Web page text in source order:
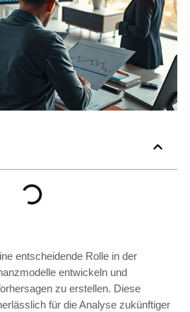
entscheidende Rolle in der
entwickeln und
zu erstellen. Diese
für die Analyse zukünftiger